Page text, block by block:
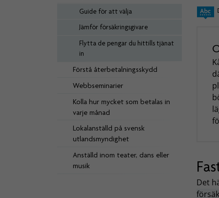
Guide för att välja
Jämför försäkringsgivare
Flytta de pengar du hittills tjänat
in
Förstå återbetalningsskydd
Webbseminarier
Kolla hur mycket som betalas in
varje månad
Lokalanställd på svensk
utlandsmyndighet
Anställd inom teater, dans eller
musik
Det